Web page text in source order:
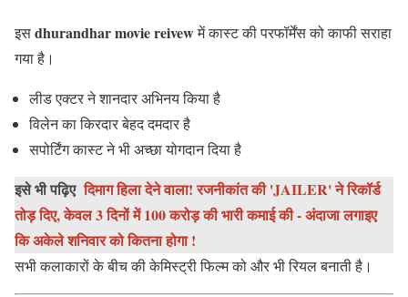
इसdhurandhar movie reivewमें कास्ट की परफॉर्मेंस को काफी सराहा
गया है।
लीड एक्टर ने शानदार अभिनय किया है
विलेन का किरदार बेहद दमदार है
सपोर्टिंग कास्ट ने भी अच्छा योगदान दिया है
इसे भी पढ़िए दिमाग हिला देने वाला! रजनीकांत की 'JAILER' ने रिकॉर्ड
तोड़ दिए, केवल 3 दिनों में 100 करोड़ की भारी कमाई की - अंदाजा लगाइए
कि अकेले शनिवार को कितना होगा !
सभी कलाकारों के बीच की केमिस्ट्री फिल्म को और भी रियल बनाती है।